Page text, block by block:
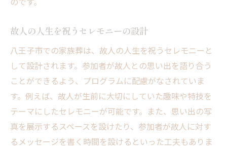
故人の人生を祝うセレモニーの設計
八王子市での家族葬は、故人の人生を祝うセレモニーと
して設計されます。参加者が故人との思い出を語り合う
ことができるよう、プログラムに配慮がなされていま
す。例えば、故人が生前に大切にしていた趣味や特技を
テーマにしたセレモニーが可能です。また、思い出の写
真を展示するスペースを設けたり、参加者が故人に対す
るメッセージを書く時間を設けるといった工夫もありま